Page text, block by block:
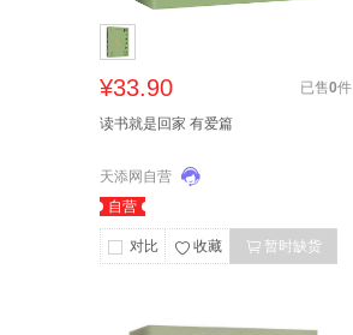
¥33.90 已售0件
读书就是回家 有爱篇
天添网自营
自营
对比 收藏 暂时缺货